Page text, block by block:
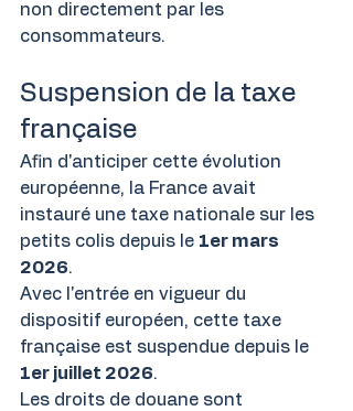
non directement par les
consommateurs.
Suspension de la taxe
française
Afin d'anticiper cette évolution
européenne, la France avait
instauré une taxe nationale sur les
petits colis depuis le 1er mars
2026.
Avec l'entrée en vigueur du
dispositif européen, cette taxe
française est suspendue depuis le
1er juillet 2026.
Les droits de douane sont